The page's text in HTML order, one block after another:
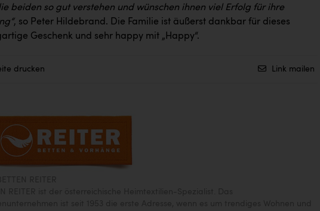
beiden so gut verstehen und wünschen ihnen viel Erfolg für ihre
, so Peter Hildebrand. Die Familie ist äußerst dankbar für dieses
Geschenk und sehr happy mit „Happy“.
drucken Link mailen